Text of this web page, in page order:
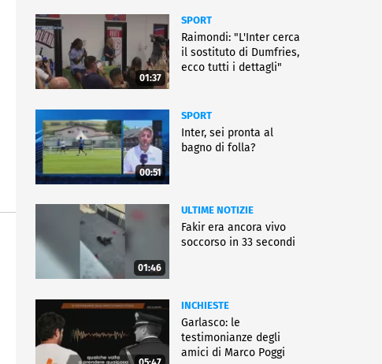
01:37
SPORT
Raimondi: "L'Inter cerca
il sostituto di Dumfries,
ecco tutti i dettagli"
00:51
SPORT
Inter, sei pronta al
bagno di folla?
01:46
ULTIME NOTIZIE
Fakir era ancora vivo
soccorso in 33 secondi
INCHIESTE
Garlasco: le
testimonianze degli
amici di Marco Poggi